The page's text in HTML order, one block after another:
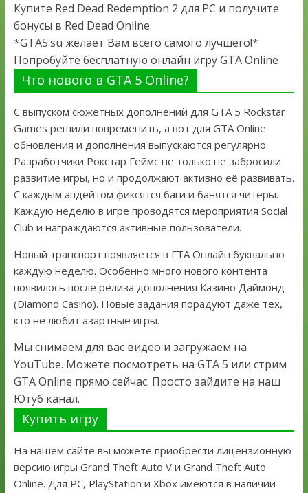
Купите Red Dead Redemption 2 для PC и получите
бонусы в Red Dead Online.
*GTA5.su желает Вам всего самого лучшего!*
Попробуйте бесплатную онлайн игру GTA Online
Что нового в GTA 5 Online?
С выпуском сюжетных дополнений для GTA 5 Rockstar
Games решили повременить, а вот для GTA Online
обновления и дополнения выпускаются регулярно.
Разработчики Рокстар Геймс не только не забросили
развитие игры, но и продолжают активно её развивать.
С каждым апдейтом фиксятся баги и банятся читеры.
Каждую неделю в игре проводятся мероприятия Social
Club и награждаются активные пользователи.
Новый транспорт появляется в ГТА Онлайн буквально
каждую неделю. Особенно много нового контента
появилось после релиза дополнения Казино Даймонд
(Diamond Casino). Новые задания порадуют даже тех,
кто не любит азартные игры.
Мы снимаем для вас видео и загружаем на
YouTube. Можете посмотреть на GTA 5 или стрим
GTA Online прямо сейчас. Просто зайдите на наш
Ютуб канал.
Купить игру
На нашем сайте вы можете приобрести лицензионную
версию игры Grand Theft Auto V и Grand Theft Auto
Online. Для PC, PlayStation и Xbox имеются в наличии